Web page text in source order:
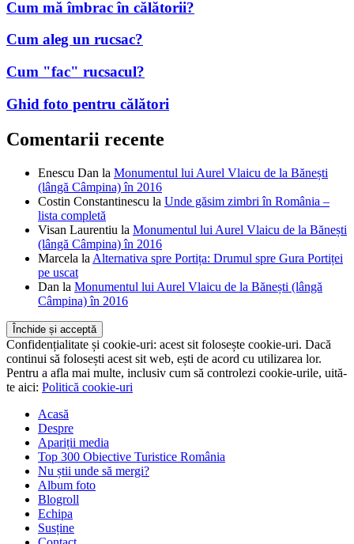
Cum mă îmbrac în călătorii?
Cum aleg un rucsac?
Cum "fac" rucsacul?
Ghid foto pentru călători
Comentarii recente
Enescu Dan la Monumentul lui Aurel Vlaicu de la Bănești
(lângă Câmpina) în 2016
Costin Constantinescu la Unde găsim zimbri în România –
lista completă
Visan Laurentiu la Monumentul lui Aurel Vlaicu de la Bănești
(lângă Câmpina) în 2016
Marcela la Alternativa spre Portița: Drumul spre Gura Portiței
pe uscat
Dan la Monumentul lui Aurel Vlaicu de la Bănești (lângă
Câmpina) în 2016
Confidențialitate și cookie-uri: acest sit folosește cookie-uri. Dacă
continui să folosești acest sit web, ești de acord cu utilizarea lor.
Pentru a afla mai multe, inclusiv cum să controlezi cookie-urile, uită-
te aici: Politică cookie-uri
Acasă
Despre
Apariții media
Top 300 Obiective Turistice România
Nu știi unde să mergi?
Album foto
Blogroll
Echipa
Susține